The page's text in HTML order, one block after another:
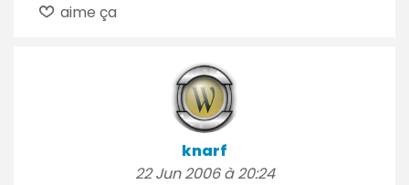
aime ça
knarf
22 Jun 2006 à 20:24